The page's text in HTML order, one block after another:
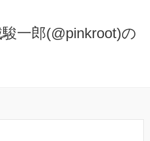
一郎(@pinkroot)の